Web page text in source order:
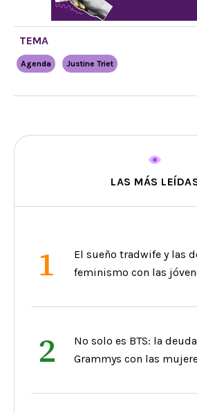
TEMA
Agenda Justine Triet
LAS MÁS
1
El sueño tradwife y las
feminismo con las
2
No solo es BTS: la
Grammys con las